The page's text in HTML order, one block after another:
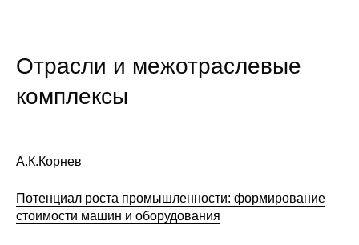
Регулярные прогнозы
Краткосрочный прогноз
Оценка индекса промышленного
производства
Отрасли и межотраслевые
комплексы
А.К.Корнев
Потенциал роста промышленности: формирование
стоимости машин и оборудования